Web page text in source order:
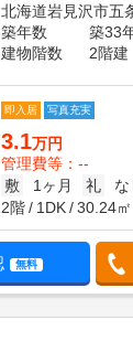
北海道岩見沢市五
築年数
築33
建物階数
2階建
即入居 写真充実
3.1万円
管理費等：--
敷
1ヶ月 礼
な
2階
1DK 30.24㎡
無料